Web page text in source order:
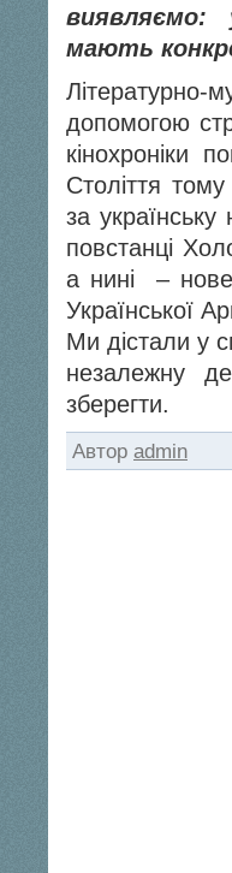
виявляємо:
мають
допомогою
кінохроніки
Століття тому
за
повстанці
а нині – нове
Української
Ми дістали у
незалежну
зберегти.
Автор admin